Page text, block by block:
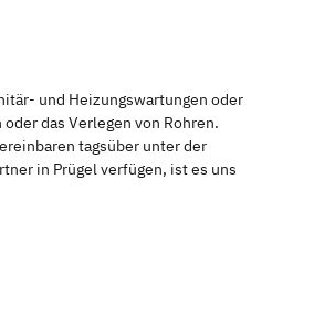
und Heizungswartungen oder
das Verlegen von Rohren.
tagsüber unter der
in Prügel verfügen, ist es uns